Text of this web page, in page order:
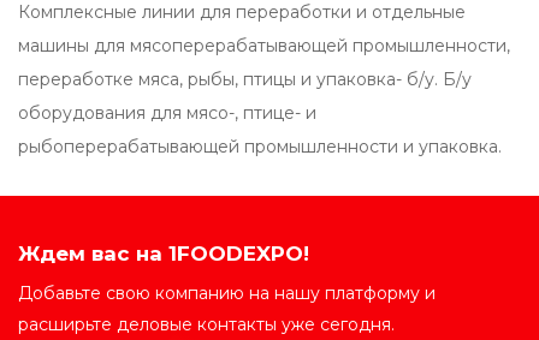
Комплексные линии для переработки и отдельные
машины для мясоперерабатывающей промышленности,
переработке мяса, рыбы, птицы и упаковка- б/у. Б/у
оборудования для мясо-, птице- и
рыбоперерабатывающей промышленности и упаковка.
Ждем вас на 1FOODEXPO!
Добавьте свою компанию на нашу платформу и
расширьте деловые контакты уже сегодня.